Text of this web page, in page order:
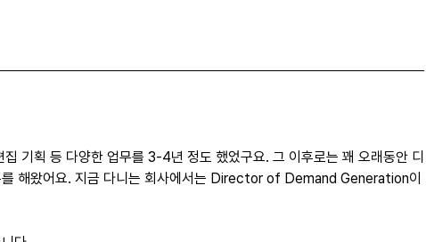
기획 등 다양한 업무를 3-4년 정도 했었구요. 그 이후로는 꽤 오래동안 디
해왔어요. 지금 다니는 회사에서는 Director of Demand Generation이